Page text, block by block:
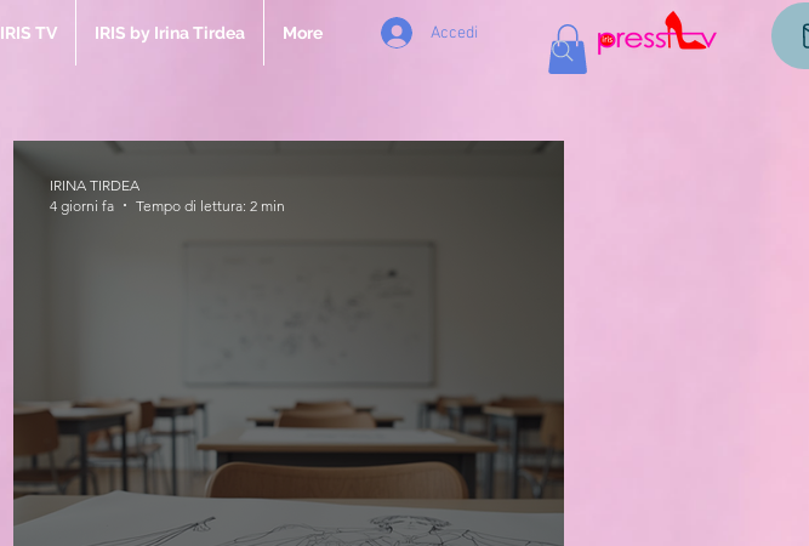
IRIS TV IRIS by Irina Tirdea More Accedi
IRINA TIRDEA
4 giorni fa
Tempo di lettura: 2 min